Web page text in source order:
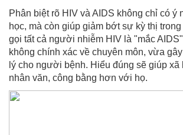
Phân biệt rõ HIV và AIDS không chỉ có ý
học, mà còn giúp giảm bớt sự kỳ thị
gọi tất cả người nhiễm HIV là "mắc
không chính xác về chuyên môn, vừa
lý cho người bệnh. Hiểu đúng sẽ giúp xã
nhân văn, công bằng hơn với họ.